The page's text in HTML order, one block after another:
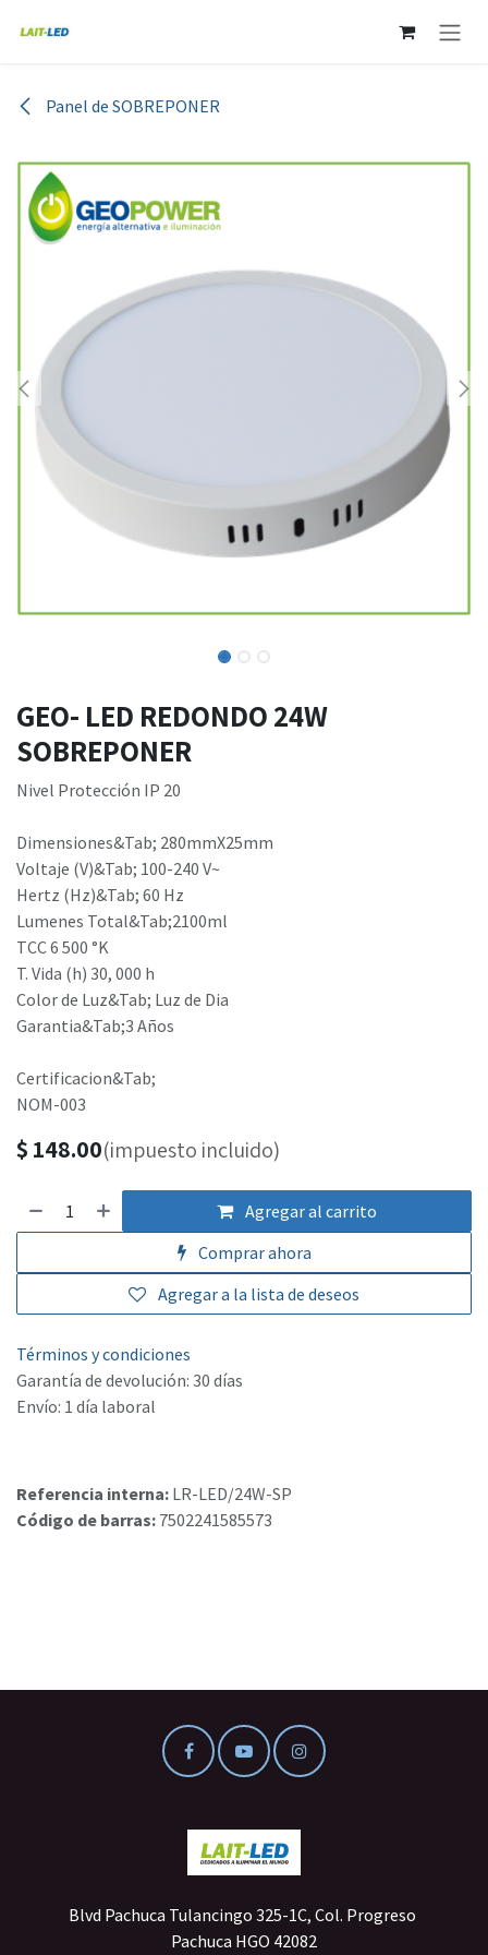
Panel de SOBREPONER
GEO- LED REDONDO 24W
SOBREPONER
Nivel Protección IP 20
Dimensiones&Tab; 280mmX25mm
Voltaje (V)&Tab; 100-240 V~
Hertz (Hz)&Tab; 60 Hz
Lumenes Total&Tab;2100ml
TCC 6 500 °K
T. Vida (h) 30, 000 h
Color de Luz&Tab; Luz de Dia
Garantia&Tab;3 Años
Certificacion&Tab;
NOM-003
$ 148.00(impuesto incluido)
Agregar al carrito
Comprar ahora
Agregar a la lista de deseos
Términos y condiciones
Garantía de devolución: 30 días
Envío: 1 día laboral
Referencia interna: LR-LED/24W-SP
Código de barras: 7502241585573
Blvd Pachuca Tulancingo 325-1C, Col. Progreso
Pachuca HGO 42082